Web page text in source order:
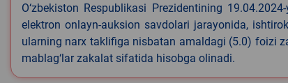
O‘zbekiston Respublikasi Prezidentining
elektron onlayn-auksion savdolari jarayonida,
ularning narx taklifiga nisbatan amaldagi (5.0) foizi
mablag‘lar zakalat sifatida hisobga olinadi.